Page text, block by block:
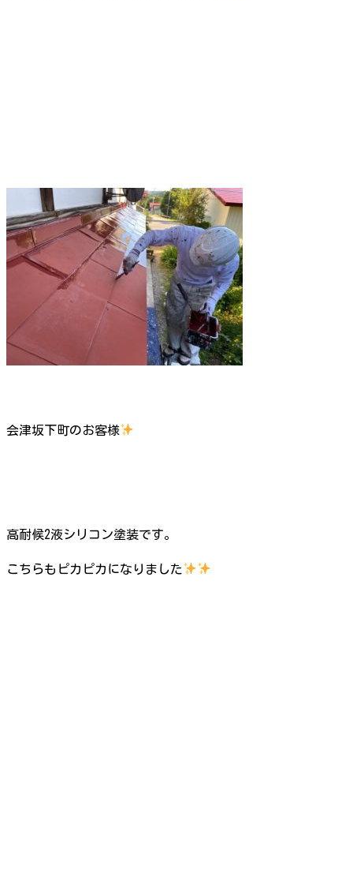
会津坂下町のお客様
高耐候2液シリコン塗装です。
こちらもピカピカになりました